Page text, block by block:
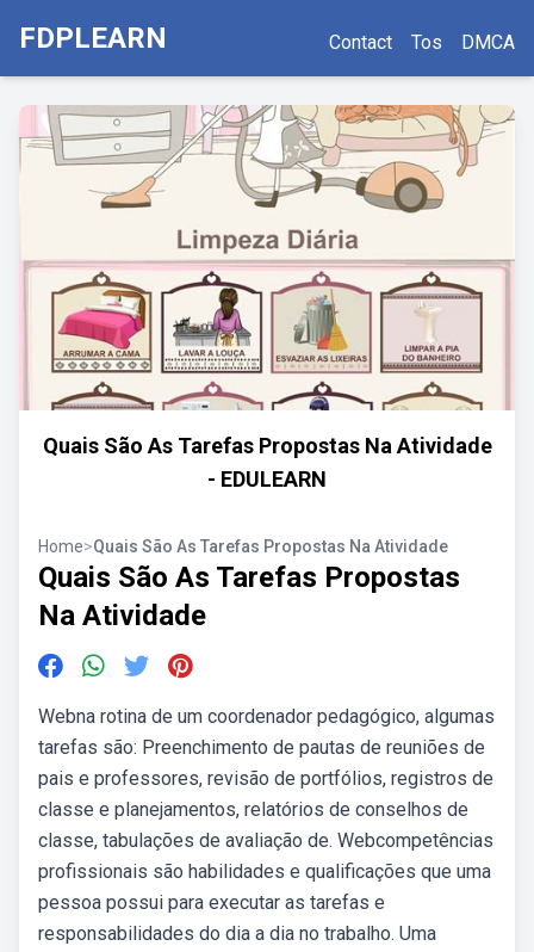
FDPLEARN Contact Tos DMCA
Quais São As Tarefas Propostas Na Atividade
- EDULEARN
Home>Quais São As Tarefas Propostas Na Atividade
Quais São As Tarefas Propostas
Na Atividade
Webna rotina de um coordenador pedagógico, algumas
tarefas são: Preenchimento de pautas de reuniões de
pais e professores, revisão de portfólios, registros de
classe e planejamentos, relatórios de conselhos de
classe, tabulações de avaliação de. Webcompetências
profissionais são habilidades e qualificações que uma
pessoa possui para executar as tarefas e
responsabilidades do dia a dia no trabalho. Uma